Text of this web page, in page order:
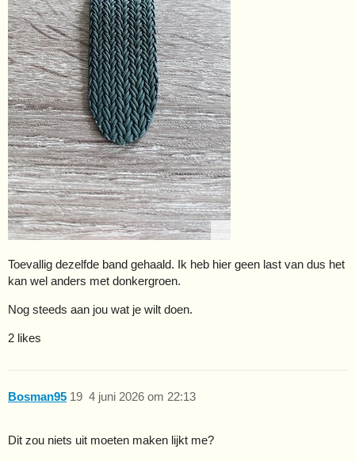
Toevallig dezelfde band gehaald. Ik heb hier geen last van dus het
kan wel anders met donkergroen.
Nog steeds aan jou wat je wilt doen.
2 likes
Bosman95 4 juni 2026 om 22:13
19
Dit zou niets uit moeten maken lijkt me?